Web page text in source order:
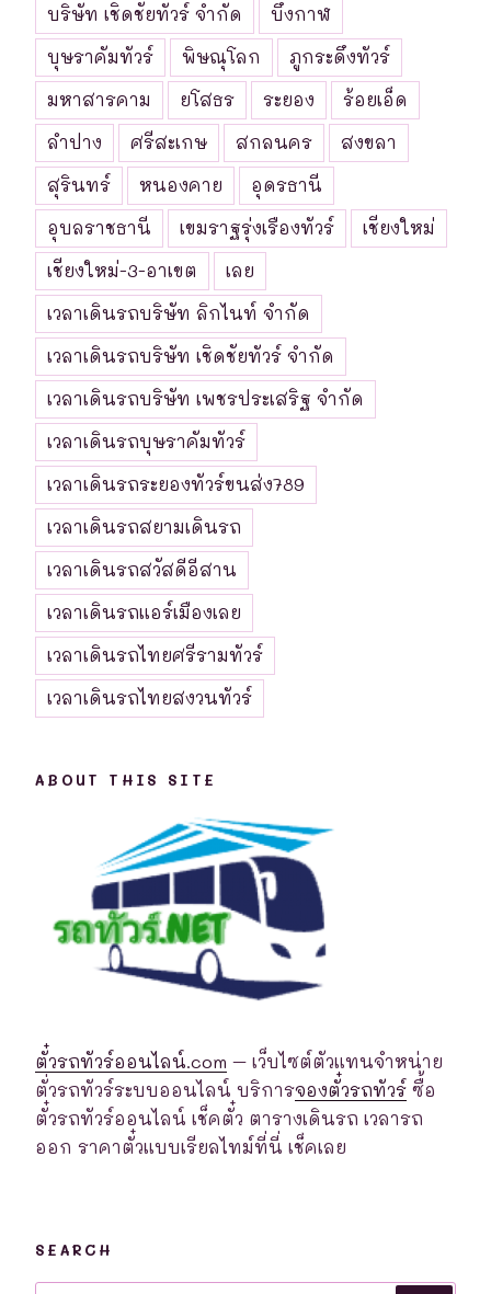
บริษัท เชิดชัยทัวร์ จำกัด
บึงกาฬ
บุษราคัมทัวร์
พิษณุโลก
ภูกระดึงทัวร์
มหาสารคาม
ยโสธร ระยอง
ร้อยเอ็ด
ลำปาง
ศรีสะเกษ สกลนคร
สงขลา
สุรินทร์
หนองคาย
อุดรธานี
อุบลราชธานี
เขมราฐรุ่งเรืองทัวร์
เชียงใหม่
เชียงใหม่-3-อาเขต
เลย
เวลาเดินรถบริษัท ลิกไนท์ จำกัด
เวลาเดินรถบริษัท เชิดชัยทัวร์ จำกัด
เวลาเดินรถบริษัท เพชรประเสริฐ จำกัด
เวลาเดินรถบุษราคัมทัวร์
เวลาเดินรถระยองทัวร์ขนส่ง789
เวลาเดินรถสยามเดินรถ
เวลาเดินรถสวัสดีอีสาน
เวลาเดินรถแอร์เมืองเลย
เวลาเดินรถไทยศรีรามทัวร์
เวลาเดินรถไทยสงวนทัวร์
ABOUT THIS SITE
ตั๋วรถทัวร์ออนไลน์.com – เว็บไซต์ตัวแทนจำหน่าย
ตั่วรถทัวร์ระบบออนไลน์ บริการจองตั๋วรถทัวร์ ซื้อ
ตั๋วรถทัวร์ออนไลน์ เช็คตั๋ว ตารางเดินรถ เวลารถ
ออก ราคาตั๋วแบบเรียลไทม์ที่นี่ เช็คเลย
SEARCH